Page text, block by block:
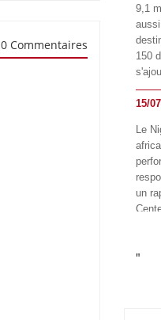
0 Commentaires
9,1
150
15/
Le
un
à
"